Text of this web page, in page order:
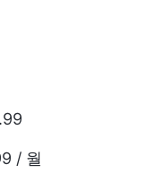
/ 월